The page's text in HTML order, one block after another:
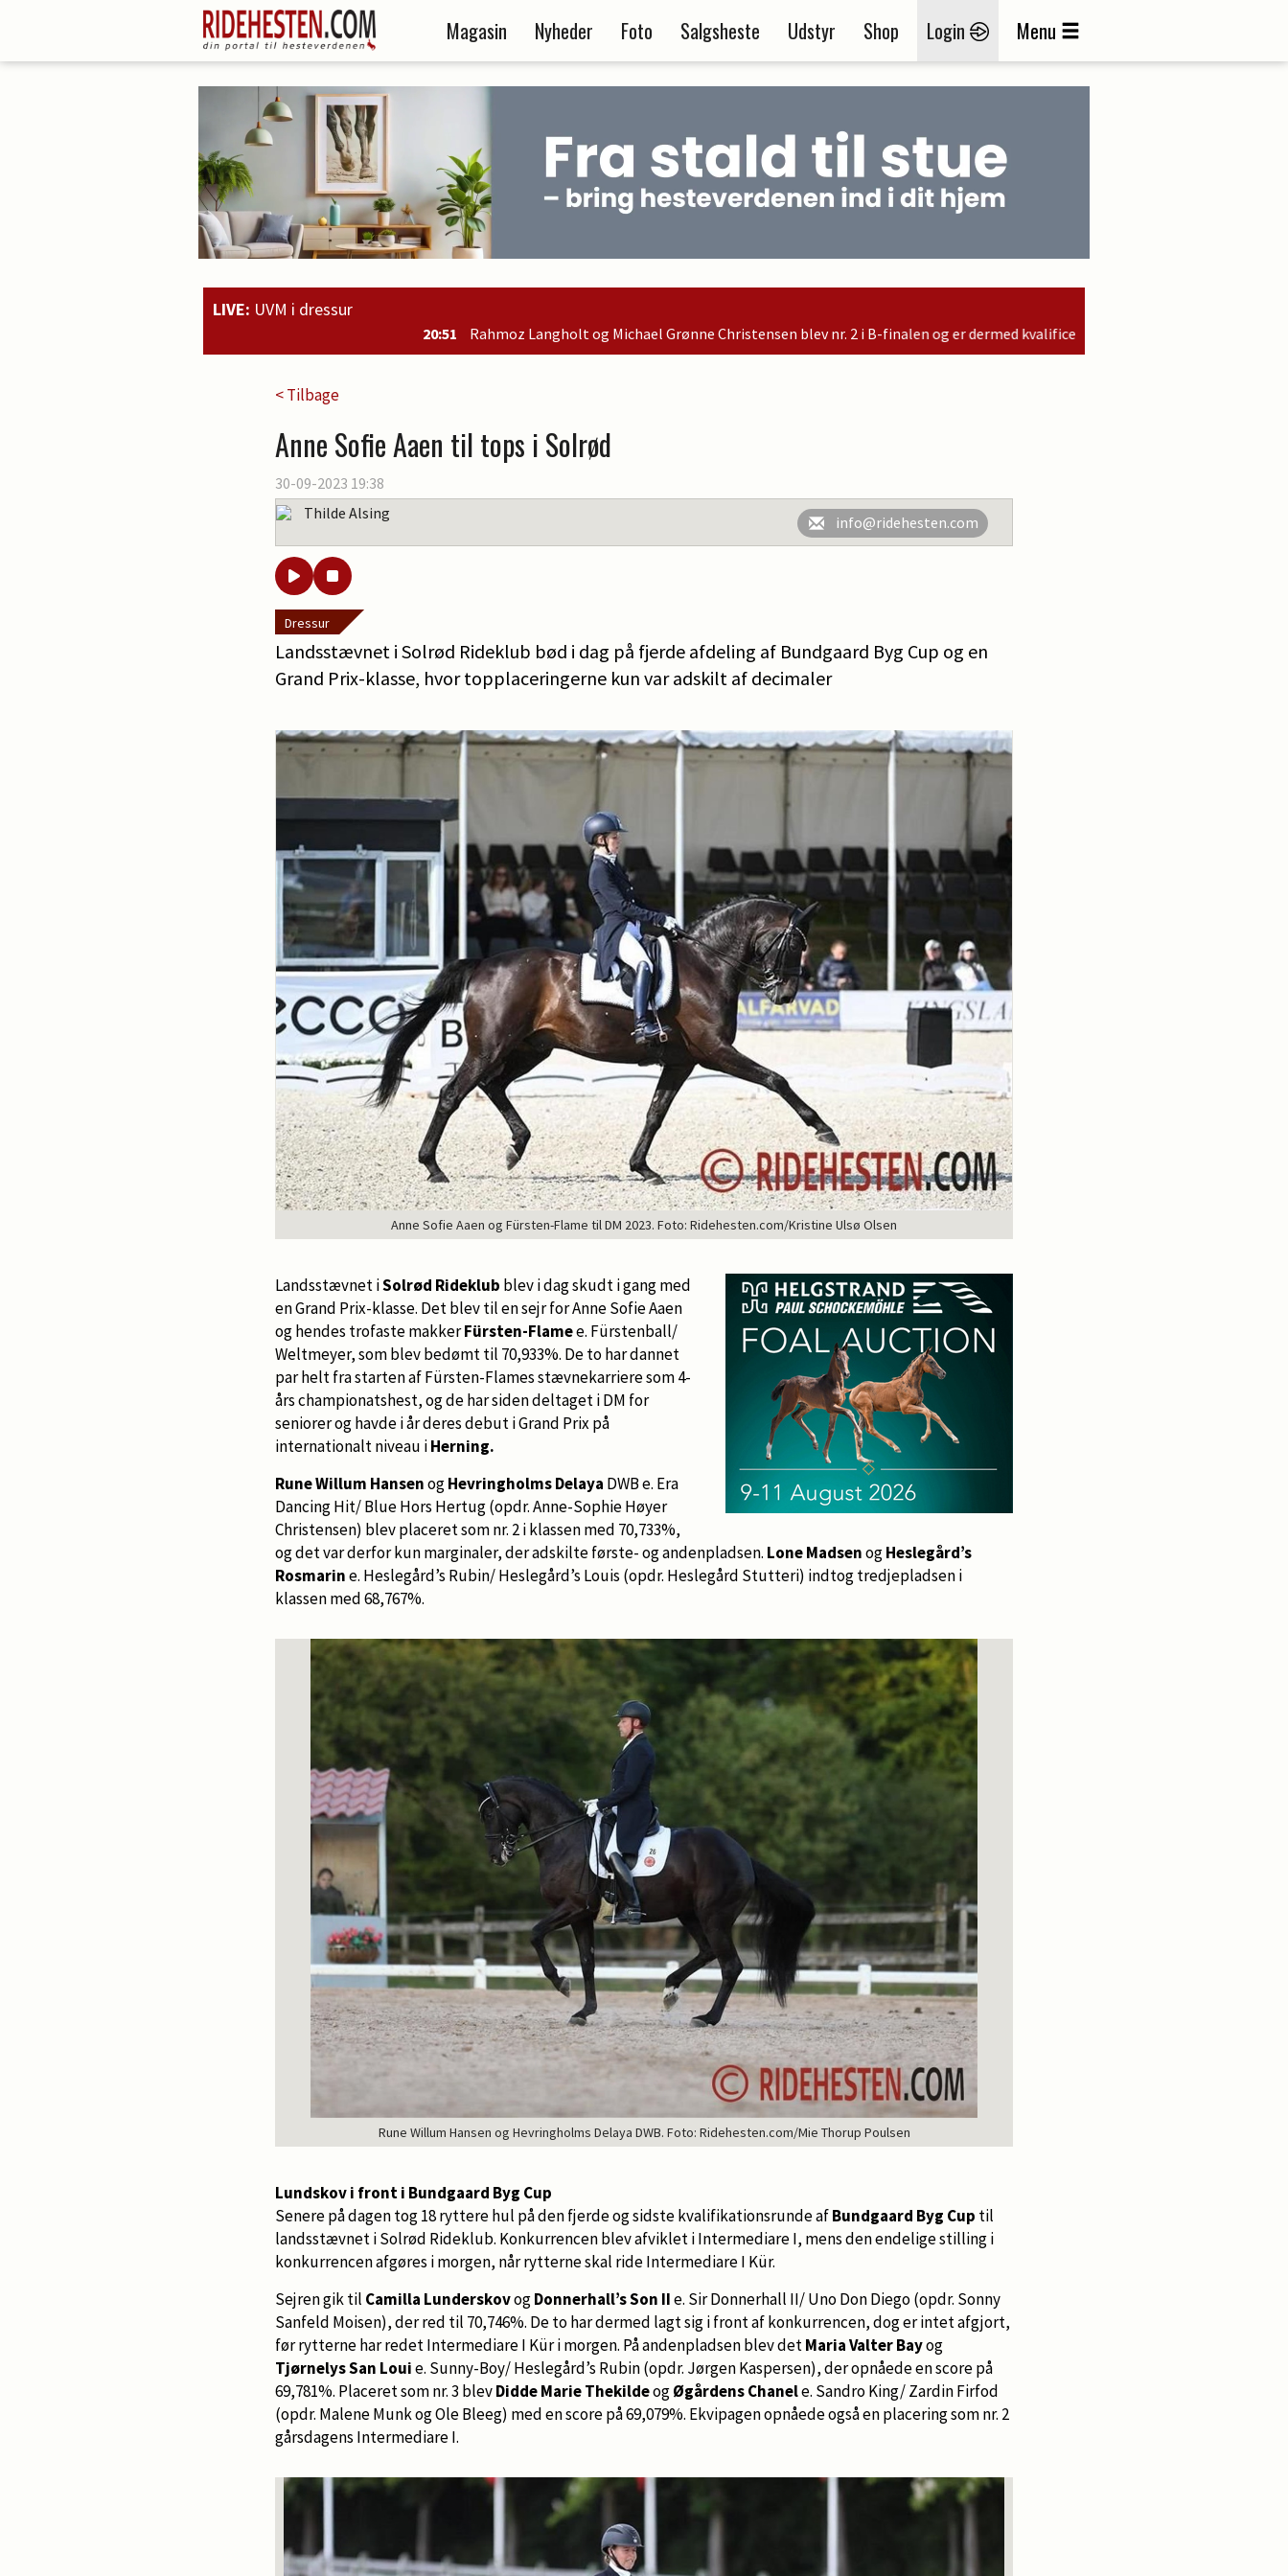
Magasin Nyheder Foto Salgsheste Udstyr Shop Login Menu
LIVE: UVM i dressur
Rahmoz Langholt og Michael Grønne Christensen blev nr. 2 i B-finalen og er dermed kvalificeret til søndagens finale
< Tilbage
Anne Sofie Aaen til tops i Solrød
30-09-2023 19:38
Thilde Alsing
info@ridehesten.com
Dressur
Landsstævnet i Solrød Rideklub bød i dag på fjerde afdeling af Bundgaard Byg Cup og en
Grand Prix-klasse, hvor topplaceringerne kun var adskilt af decimaler
Anne Sofie Aaen og Fürsten-Flame til DM 2023. Foto: Ridehesten.com/Kristine Ulsø Olsen
Landsstævnet iSolrød Rideklub blev i dag skudt i gang med
en Grand Prix-klasse. Det blev til en sejr for Anne Sofie Aaen
og hendes trofaste makkerFürsten-Flamee. Fürstenball/
Weltmeyer, som blev bedømt til 70,933%. De to har dannet
par helt fra starten af Fürsten-Flames stævnekarriere som 4-
års championatshest, og de har siden deltaget i DM for
seniorer og havde i år deres debut i Grand Prix på
internationalt niveau iHerning.
Rune Willum HansenogHevringholms Delaya DWB e. Era
Dancing Hit/ Blue Hors Hertug (opdr. Anne-Sophie Høyer
Christensen) blev placeret som nr. 2 i klassen med 70,733%,
og det var derfor kun marginaler, der adskilte første- og andenpladsen. Lone MadsenogHeslegård’s
Rosmarine. Heslegård’s Rubin/ Heslegård’s Louis (opdr. Heslegård Stutteri) indtog tredjepladsen i
klassen med 68,767%.
Rune Willum Hansen og Hevringholms Delaya DWB. Foto: Ridehesten.com/Mie Thorup Poulsen
Lundskov i front i Bundgaard Byg Cup
Senere på dagen tog 18 ryttere hul på den fjerde og sidste kvalifikationsrunde afBundgaard Byg Cup til
landsstævnet i Solrød Rideklub. Konkurrencen blev afviklet i Intermediare I, mens den endelige stilling i
konkurrencen afgøres i morgen, når rytterne skal ride Intermediare I Kür.
Sejren gik til Camilla LunderskovogDonnerhall’s Son IIe. Sir Donnerhall II/ Uno Don Diego (opdr. Sonny
Sanfeld Moisen), der red til 70,746%. De to har dermed lagt sig i front af konkurrencen, dog er intet afgjort,
før rytterne har redet Intermediare I Kür i morgen. På andenpladsen blev detMaria Valter Bayog
Tjørnelys San Louie. Sunny-Boy/ Heslegård’s Rubin (opdr. Jørgen Kaspersen), der opnåede en score på
69,781%. Placeret som nr. 3 blevDidde Marie ThekildeogØgårdens Chanele. Sandro King/ Zardin Firfod
(opdr. Malene Munk og Ole Bleeg) med en score på 69,079%. Ekvipagen opnåede også en placering som nr. 2
gårsdagens Intermediare I.